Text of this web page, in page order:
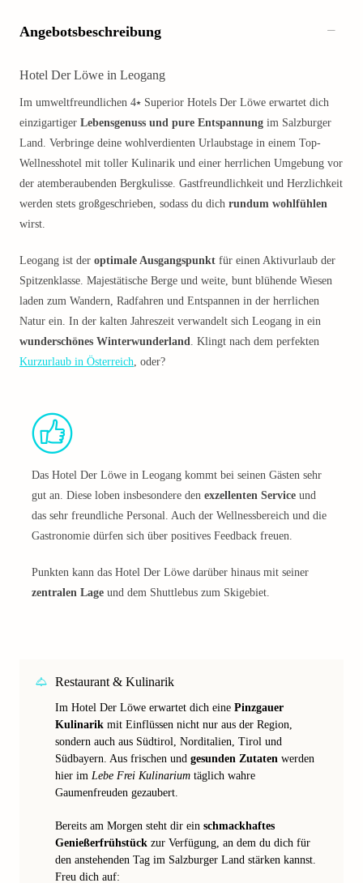
Angebotsbeschreibung
Hotel Der Löwe in Leogang
Im umweltfreundlichen 4⭑ Superior Hotels Der Löwe erwartet dich
einzigartiger Lebensgenuss und pure Entspannung im Salzburger
Land. Verbringe deine wohlverdienten Urlaubstage in einem Top-
Wellnesshotel mit toller Kulinarik und einer herrlichen Umgebung vor
der atemberaubenden Bergkulisse. Gastfreundlichkeit und Herzlichkeit
werden stets großgeschrieben, sodass du dich rundum wohlfühlen
wirst.
Leogang ist der optimale Ausgangspunkt für einen Aktivurlaub der
Spitzenklasse. Majestätische Berge und weite, bunt blühende Wiesen
laden zum Wandern, Radfahren und Entspannen in der herrlichen
Natur ein. In der kalten Jahreszeit verwandelt sich Leogang in ein
wunderschönes Winterwunderland. Klingt nach dem perfekten
Kurzurlaub in Österreich, oder?
Das Hotel Der Löwe in Leogang kommt bei seinen Gästen sehr
gut an. Diese loben insbesondere den exzellenten Service und
das sehr freundliche Personal. Auch der Wellnessbereich und die
Gastronomie dürfen sich über positives Feedback freuen.
Punkten kann das Hotel Der Löwe darüber hinaus mit seiner
zentralen Lage und dem Shuttlebus zum Skigebiet.
Restaurant & Kulinarik
Im Hotel Der Löwe erwartet dich eine Pinzgauer
Kulinarik mit Einflüssen nicht nur aus der Region,
sondern auch aus Südtirol, Norditalien, Tirol und
Südbayern. Aus frischen und gesunden Zutaten werden
hier im Lebe Frei Kulinarium täglich wahre
Gaumenfreuden gezaubert.
Bereits am Morgen steht dir ein schmackhaftes
Genießerfrühstück zur Verfügung, an dem du dich für
den anstehenden Tag im Salzburger Land stärken kannst.
Freu dich auf: